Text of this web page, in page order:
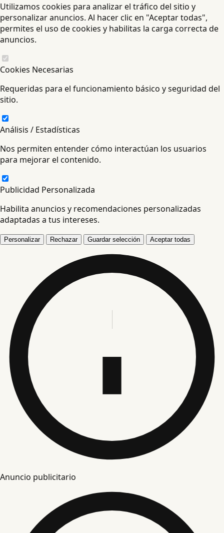
Utilizamos cookies para analizar el tráfico del sitio y
personalizar anuncios. Al hacer clic en "Aceptar todas",
permites el uso de cookies y habilitas la carga correcta de
anuncios.
Cookies Necesarias
Requeridas para el funcionamiento básico y seguridad del
sitio.
Análisis / Estadísticas
Nos permiten entender cómo interactúan los usuarios
para mejorar el contenido.
Publicidad Personalizada
Habilita anuncios y recomendaciones personalizadas
adaptadas a tus intereses.
Personalizar Rechazar Guardar selección Aceptar todas
Anuncio publicitario